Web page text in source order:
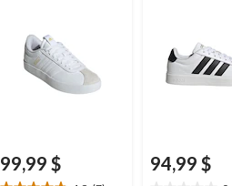
99,99 $ 94,99 $